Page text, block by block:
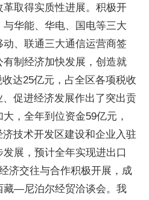
取得实质性进展。积极开
华能、华电、国电等三大
、联通三大通信运营商签
制经济加快发展，创造就
达25亿元，占全区各项税收
促进经济发展作出了突出贡
，全年到位资金59亿元，
技术开发区建设和企业入驻
展，预计全年实现进出口
济交往与合作积极开展，成
藏—尼泊尔经贸洽谈会。我